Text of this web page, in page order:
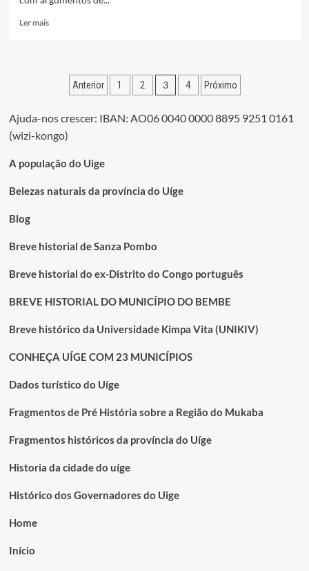
Ler maisLeia
para
impor-
no
2020/2021
Paginação
Anterior 1 2 3 4 Próximo
Ajuda-nos crescer: IBAN: AO06 0040 0000 8895 9251 0161
(wizi-kongo)
A população do Uige
Belezas naturais da província do Uíge
Blog
Breve historial de Sanza Pombo
Breve historial do ex-Distrito do Congo português
BREVE HISTORIAL DO MUNICÍPIO DO BEMBE
Breve histórico da Universidade Kimpa Vita (UNIKIV)
CONHEÇA UÍGE COM 23 MUNICÍPIOS
Dados turístico do Uíge
Fragmentos de Pré História sobre a Região do Mukaba
Fragmentos históricos da província do Uíge
Historia da cidade do uíge
Histórico dos Governadores do Uige
Home
Início